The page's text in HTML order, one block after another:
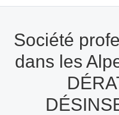
Société
dans les